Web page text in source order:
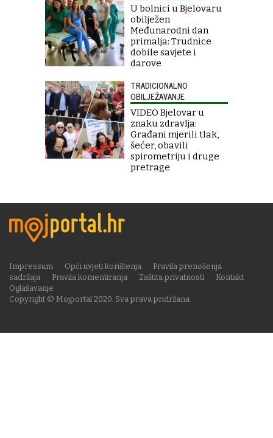
U bolnici u Bjelovaru
obilježen
Međunarodni dan
primalja: Trudnice
dobile savjete i
darove
TRADICIONALNO
OBILJEŽAVANJE
VIDEO Bjelovar u
znaku zdravlja:
Građani mjerili tlak,
šećer, obavili
spirometriju i druge
pretrage
Copyright © Mojportal 2020. Sva prava pridržana.
Impressum Opći uvjeti korištenja
Pravila prenošenja
sadržaja
Pravila komentiranja Zaštita privatnosti
Kontakt
Oglašavanje